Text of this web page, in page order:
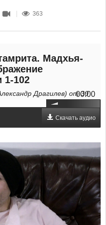
363
Мадхья-
1-102
Драгилев) от 30
00:00
Скачать аудио